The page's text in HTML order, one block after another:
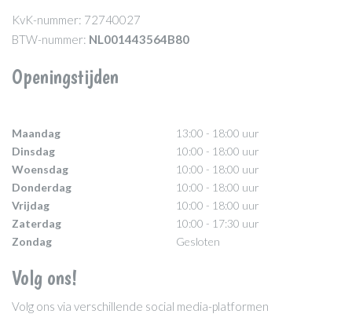
KvK-nummer: 72740027
BTW-nummer: NL001443564B80
Openingstijden
Maandag
13:00 - 18:00 uur
Dinsdag
10:00 - 18:00 uur
Woensdag
10:00 - 18:00 uur
Donderdag
10:00 - 18:00 uur
Vrijdag
10:00 - 18:00 uur
Zaterdag
10:00 - 17:30 uur
Zondag
Gesloten
Volg ons!
Volg ons via verschillende social media-platformen